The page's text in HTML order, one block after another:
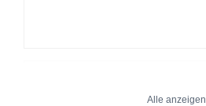
Alle anzeigen